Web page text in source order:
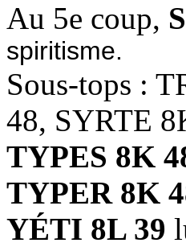
Au 5e coup,
spiritisme.
Sous-tops :
48, SYRTE
TYPES 8K
TYPER 8K
YÉTI 8L 39